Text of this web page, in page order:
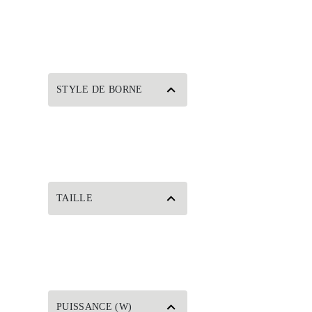
STYLE DE BORNE
TAILLE
PUISSANCE (W)